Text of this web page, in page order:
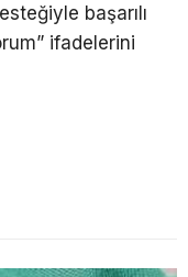
başarılı
ifadelerini